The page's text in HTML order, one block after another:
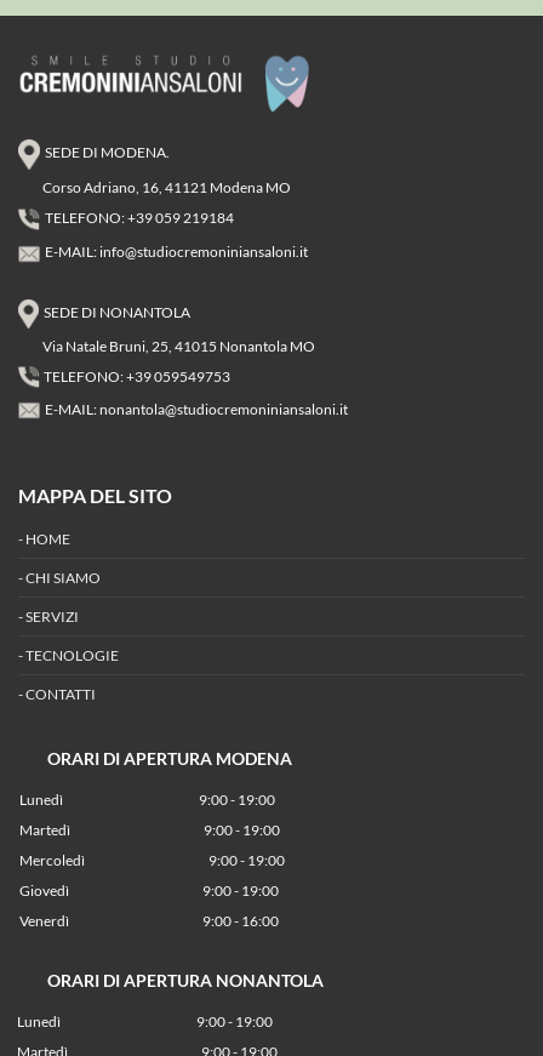
SEDE DI MODENA.
Corso Adriano, 16, 41121 Modena MO
TELEFONO: +39 059 219184
E-MAIL: info@studiocremoniniansaloni.it
SEDE DI NONANTOLA
Via Natale Bruni, 25, 41015 Nonantola MO
TELEFONO: +39 059549753
E-MAIL:nonantola@studiocremoniniansaloni.it
MAPPA DEL SITO
- HOME
-CHI SIAMO
-SERVIZI
-TECNOLOGIE
-CONTATTI
ORARI DI APERTURA MODENA
Lunedì 9:00 - 19:00
Martedì 9:00 - 19:00
Mercoledì 9:00 - 19:00
Giovedì 9:00 - 19:00
Venerdì 9:00 - 16:00
ORARI DI APERTURA NONANTOLA
Lunedì 9:00 - 19:00
Martedì 9:00 - 19:00